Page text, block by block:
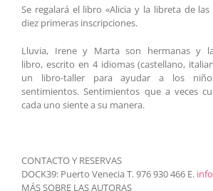
Se regalará el libro «Alicia y la libreta de las
diez primeras inscripciones.
Lluvia, Irene y Marta son hermanas y
libro, escrito en 4 idiomas (castellano,
un libro-taller para ayudar a los
sentimientos. Sentimientos que a veces
cada uno siente a su manera.
CONTACTO Y RESERVAS
DOCK39: Puerto Venecia T. 976 930 466 E.
MÁS SOBRE LAS AUTORAS